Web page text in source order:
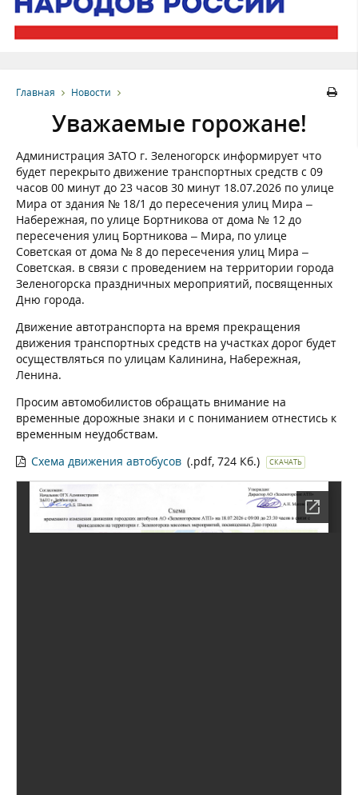
Главная Новости
Уважаемые горожане!
Администрация ЗАТО г. Зеленогорск информирует что
будет перекрыто движение транспортных средств с 09
часов 00 минут до 23 часов 30 минут 18.07.2026 по улице
Мира от здания № 18/1 до пересечения улиц Мира –
Набережная, по улице Бортникова от дома № 12 до
пересечения улиц Бортникова – Мира, по улице
Советская от дома № 8 до пересечения улиц Мира –
Советская. в связи с проведением на территории города
Зеленогорска праздничных мероприятий, посвященных
Дню города.
Движение автотранспорта на время прекращения
движения транспортных средств на участках дорог будет
осуществляться по улицам Калинина, Набережная,
Ленина.
Просим автомобилистов обращать внимание на
временные дорожные знаки и с пониманием отнестись к
временным неудобствам.
Схема движения автобусов (.pdf, 724 Кб.) СКАЧАТЬ